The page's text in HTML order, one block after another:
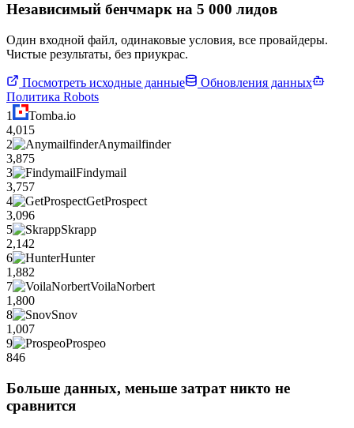
Независимый бенчмарк на 5 000 лидов
Один входной файл, одинаковые условия, все провайдеры.
Чистые результаты, без приукрас.
Посмотреть исходные данные
Обновления данных
Политика Robots
1
Tomba.io
4,015
2
Anymailfinder
3,875
3
Findymail
3,757
4
GetProspect
3,096
5
Skrapp
2,142
6
Hunter
1,882
7
VoilaNorbert
1,800
8
Snov
1,007
9
Prospeo
846
Больше данных, меньше затрат никто не
сравнится